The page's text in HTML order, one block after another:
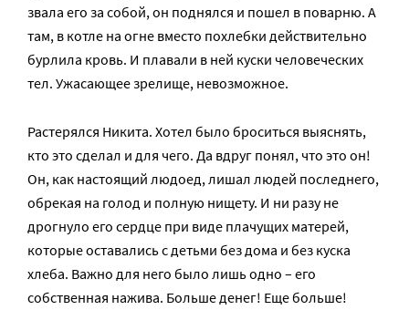
звала его за собой, он поднялся и пошел в поварню. А
там, в котле на огне вместо похлебки действительно
бурлила кровь. И плавали в ней куски человеческих
тел. Ужасающее зрелище, невозможное.
Растерялся Никита. Хотел было броситься выяснять,
кто это сделал и для чего. Да вдруг понял, что это он!
Он, как настоящий людоед, лишал людей последнего,
обрекая на голод и полную нищету. И ни разу не
дрогнуло его сердце при виде плачущих матерей,
которые оставались с детьми без дома и без куска
хлеба. Важно для него было лишь одно – его
собственная нажива. Больше денег! Еще больше!